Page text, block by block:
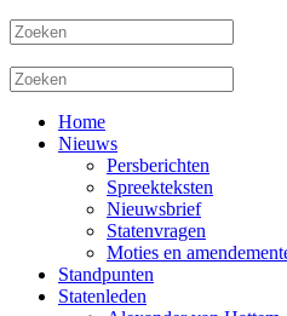
Home
Nieuws
Persberichten
Spreekteksten
Nieuwsbrief
Statenvragen
Moties en
Standpunten
Statenleden